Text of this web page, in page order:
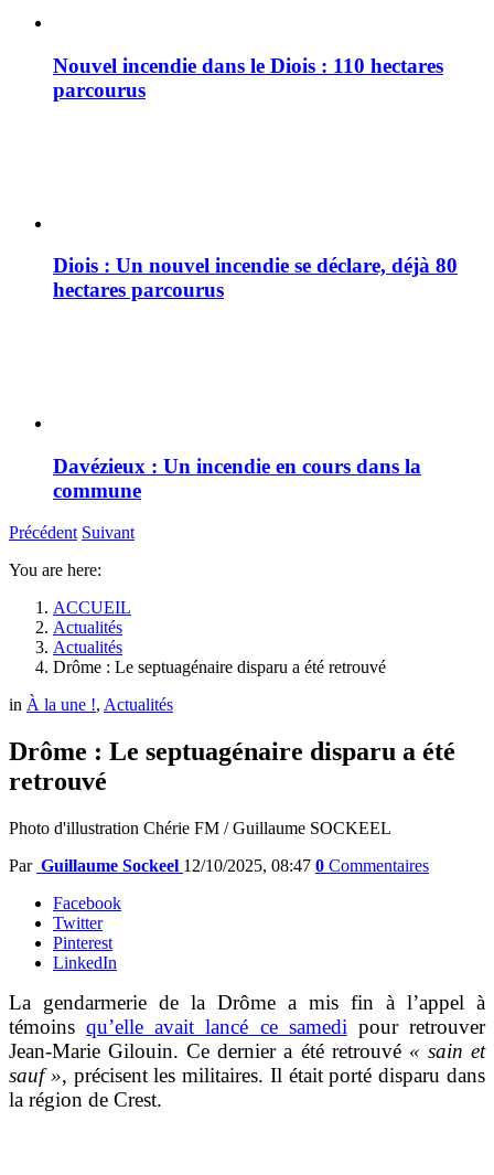
Nouvel incendie dans le Diois : 110 hectares
parcourus
Diois : Un nouvel incendie se déclare, déjà 80
hectares parcourus
Davézieux : Un incendie en cours dans la
commune
Précédent Suivant
You are here:
ACCUEIL
Actualités
Actualités
Drôme : Le septuagénaire disparu a été retrouvé
in À la une !, Actualités
Drôme : Le septuagénaire disparu a été
retrouvé
Photo d'illustration Chérie FM / Guillaume SOCKEEL
Par Guillaume Sockeel 12/10/2025, 08:47 0 Commentaires
Facebook
Twitter
Pinterest
LinkedIn
La gendarmerie de la Drôme a mis fin à l’appel à
témoinsqu’elle avait lancé ce samedipour retrouver
Jean-Marie Gilouin. Ce dernier a été retrouvé « sain et
sauf », précisent les militaires. Il était porté disparu dans
la région de Crest.